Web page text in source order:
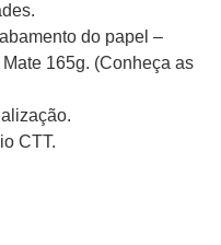
do papel –
165g. (Conheça as
CTT.